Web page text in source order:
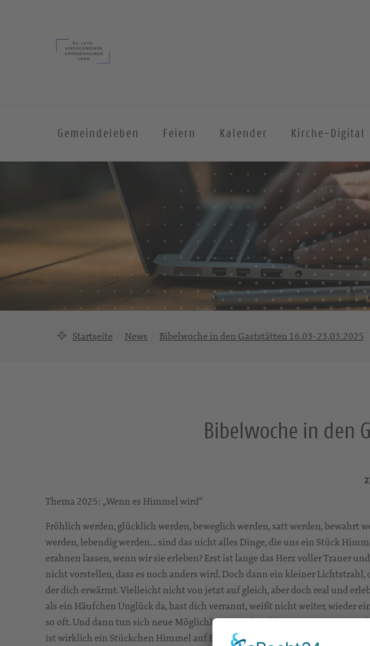
Gemeindeleben Feiern Kalender Kirche-Digital
Startseite News Bibelwoche in den Gaststätten 16.03-23.03.2025
Bibelwoche in den
Thema 2025: „Wenn es Himmel wird“
Fröhlich werden, glücklich werden, beweglich werden, satt werden, bewahrt
werden, lebendig werden… sind das nicht alles Dinge, die uns ein Stück
erahnen lassen, wenn wir sie erleben? Erst ist lange das Herz voller Trauer
nicht vorstellen, dass es noch anders wird. Doch dann ein kleiner Lichtstrahl,
der dich erwärmt. Vielleicht nicht von jetzt auf gleich, aber doch real und
als ein Häufchen Unglück da, hast dich verrannt, weißt nicht weiter, wieder
so oft. Und dann tun sich neue Möglichkeiten auf und du gewinnst neuen
ist wirklich ein Stückchen Himmel auf Erden geworden. Aber was kann der